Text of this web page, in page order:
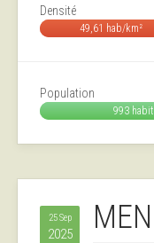
Densité
49,61 hab/km²
Population
993
25 Sep
2025